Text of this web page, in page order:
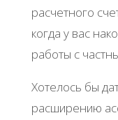
расчетного
когда у вас
работы с
Хотелось бы
расширению